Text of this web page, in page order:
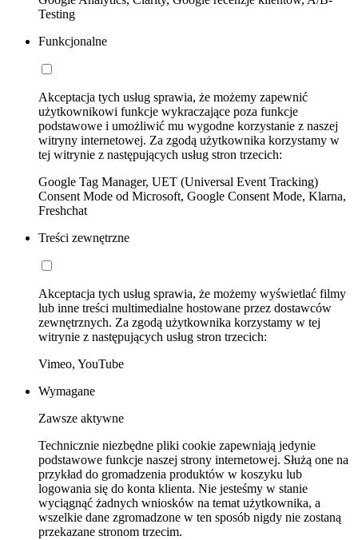
Testing
Funkcjonalne
Akceptacja tych usług sprawia, że możemy zapewnić
użytkownikowi funkcje wykraczające poza funkcje
podstawowe i umożliwić mu wygodne korzystanie z naszej
witryny internetowej. Za zgodą użytkownika korzystamy w
tej witrynie z następujących usług stron trzecich:
Google Tag Manager, UET (Universal Event Tracking)
Consent Mode od Microsoft, Google Consent Mode, Klarna,
Freshchat
Treści zewnętrzne
Akceptacja tych usług sprawia, że możemy wyświetlać filmy
lub inne treści multimedialne hostowane przez dostawców
zewnętrznych. Za zgodą użytkownika korzystamy w tej
witrynie z następujących usług stron trzecich:
Vimeo, YouTube
Wymagane
Zawsze aktywne
Technicznie niezbędne pliki cookie zapewniają jedynie
podstawowe funkcje naszej strony internetowej. Służą one na
przykład do gromadzenia produktów w koszyku lub
logowania się do konta klienta. Nie jesteśmy w stanie
wyciągnąć żadnych wniosków na temat użytkownika, a
wszelkie dane zgromadzone w ten sposób nigdy nie zostaną
przekazane stronom trzecim.